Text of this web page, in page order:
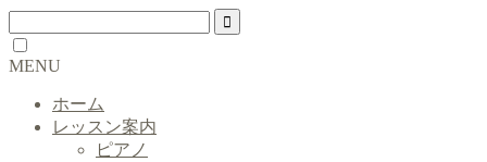
MENU
ホーム
レッスン案内
ピアノ